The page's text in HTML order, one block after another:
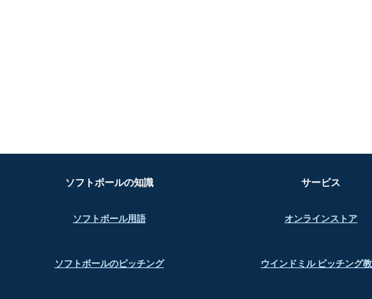
ソフトボールの知識
ソフトボール用語
ソフトボールのピッチング
サービス
オンラインストア
ウインドミル ピッチング